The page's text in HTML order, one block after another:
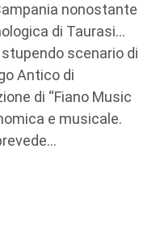
nonostante
di Taurasi…
scenario di
Antico di
di “Fiano Music
e musicale.